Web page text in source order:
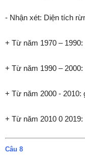
- Nhận xét: Diện tích
+ Từ năm 1970 –
+ Từ năm 1990 –
+ Từ năm 2000 - 2010:
+ Từ năm 2010 0
Câu 8